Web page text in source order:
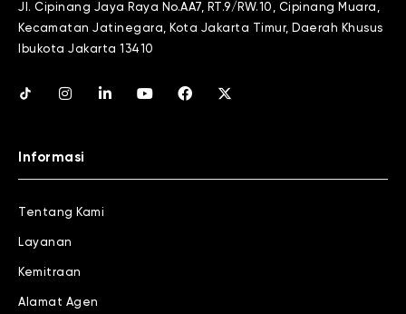
Jl. Cipinang Jaya Raya No.AA7, RT.9/RW.10, Cipinang Muara,
Kecamatan Jatinegara, Kota Jakarta Timur, Daerah Khusus
Ibukota Jakarta 13410
Informasi
Tentang Kami
Layanan
Kemitraan
Alamat Agen